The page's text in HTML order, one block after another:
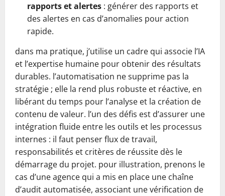
rapports et alertes : générer des rapports et
des alertes en cas d’anomalies pour action
rapide.
dans ma pratique, j’utilise un cadre qui associe l’IA
et l’expertise humaine pour obtenir des résultats
durables. l’automatisation ne supprime pas la
stratégie ; elle la rend plus robuste et réactive, en
libérant du temps pour l’analyse et la création de
contenu de valeur. l’un des défis est d’assurer une
intégration fluide entre les outils et les processus
internes : il faut penser flux de travail,
responsabilités et critères de réussite dès le
démarrage du projet. pour illustration, prenons le
cas d’une agence qui a mis en place une chaîne
d’audit automatisée, associant une vérification de